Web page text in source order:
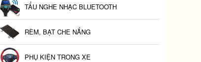
TẨU NGHE NHẠC BLUETOOTH
RÈM, BẠT CHE NẮNG
PHỤ KIỆN TRONG XE